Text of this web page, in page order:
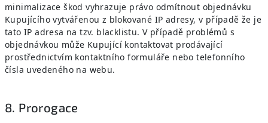
minimalizace škod vyhrazuje právo odmítnout objednávku
Kupujícího vytvářenou z blokované IP adresy, v případě že je
tato IP adresa na tzv. blacklistu. V případě problémů s
objednávkou může Kupující kontaktovat prodávající
prostřednictvím kontaktního formuláře nebo telefonního
čísla uvedeného na webu.
8. Prorogace